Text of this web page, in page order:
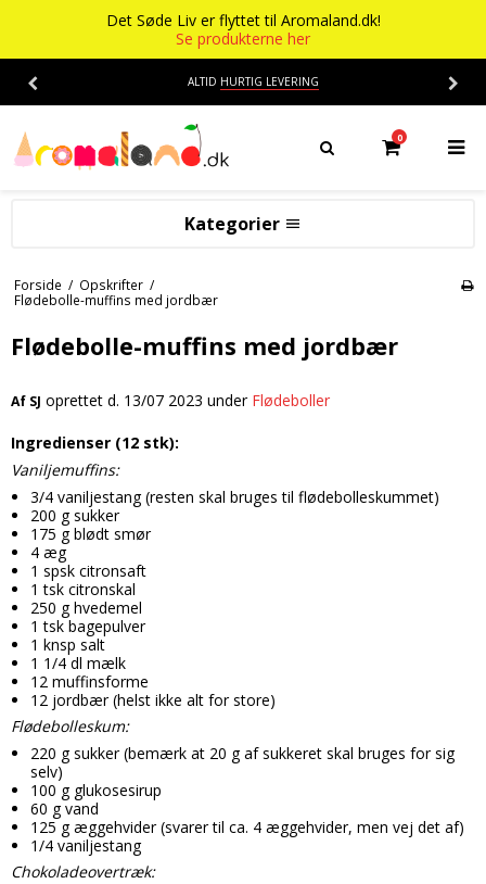
Det Søde Liv er flyttet til Aromaland.dk!
Se produkterne her
ALTID HURTIG LEVERING
0
Kategorier
Smage
Alkohol aroma
Blåbær aroma
Candy aroma
Chokolade aroma
Citron aroma
Cola aroma
Dessert aroma
Hindbær aroma
Kaffe aroma
Kiwi aroma
Lakrids aroma
Flasker
Baser
Det Søde Liv
Aromaer
Chokolade
Delikatesser
Farver
Forme
Chokoladeforme
Isforme
Slikforme
Kagepynt
Råvarer
Lakrids
Vanilje
Isenkram
Opskrifter
Bolsjer
Chokolade
Dragé
Drikkelse
Fondant
Flødeboller
Is
Kager
Karameller
Lakrids
Butikker
Information
Om os
Kontakt
Handelsbetingelser
Cookies
Forside / Opskrifter /
Flødebolle-muffins med jordbær
Flødebolle-muffins med jordbær
Af SJ oprettet d. 13/07 2023 under Flødeboller
Ingredienser (12 stk):
Vaniljemuffins:
3/4 vaniljestang (resten skal bruges til flødebolleskummet)
200 g sukker
175 g blødt smør
4 æg
1 spsk citronsaft
1 tsk citronskal
250 g hvedemel
1 tsk bagepulver
1 knsp salt
1 1/4 dl mælk
12 muffinsforme
12 jordbær (helst ikke alt for store)
Flødebolleskum:
220 g sukker (bemærk at 20 g af sukkeret skal bruges for sig
selv)
100 g glukosesirup
60 g vand
125 g æggehvider (svarer til ca. 4 æggehvider, men vej det af)
1/4 vaniljestang
Chokoladeovertræk: